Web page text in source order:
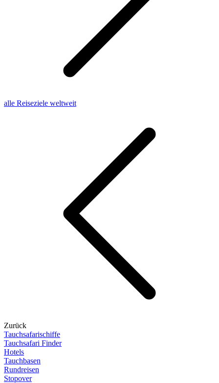
alle Reiseziele weltweit
Zurück
Tauchsafarischiffe
Tauchsafari Finder
Hotels
Tauchbasen
Rundreisen
Stopover